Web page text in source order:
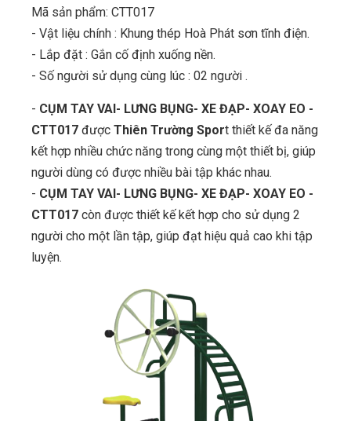
Mã sản phẩm: CTT017
- Vật liệu chính : Khung thép Hoà Phát sơn tĩnh điện.
- Lắp đặt : Gắn cố định xuống nền.
- Số người sử dụng cùng lúc : 02 người .
- CỤM TAY VAI- LƯNG BỤNG- XE ĐẠP- XOAY EO -
CTT017 được Thiên Trường Sport thiết kế đa năng
kết hợp nhiều chức năng trong cùng một thiết bị, giúp
người dùng có được nhiều bài tập khác nhau.
- CỤM TAY VAI- LƯNG BỤNG- XE ĐẠP- XOAY EO -
CTT017 còn được thiết kế kết hợp cho sử dụng 2
người cho một lần tập, giúp đạt hiệu quả cao khi tập
luyện.